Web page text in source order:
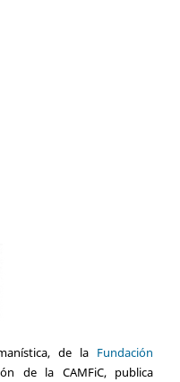
de la Fundación
de la CAMFiC, publica